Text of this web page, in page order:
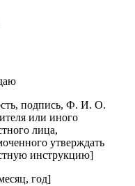
подпись, Ф. И. О.
или иного
лица,
утверждать
инструкцию]
год]